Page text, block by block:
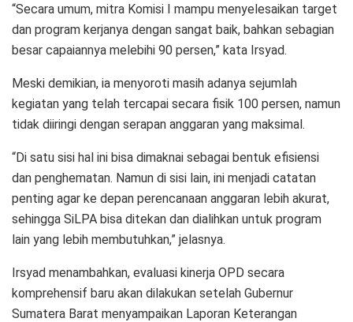
“Secara umum, mitra Komisi I mampu menyelesaikan target
dan program kerjanya dengan sangat baik, bahkan sebagian
besar capaiannya melebihi 90 persen,” kata Irsyad.
Meski demikian, ia menyoroti masih adanya sejumlah
kegiatan yang telah tercapai secara fisik 100 persen, namun
tidak diiringi dengan serapan anggaran yang maksimal.
“Di satu sisi hal ini bisa dimaknai sebagai bentuk efisiensi
dan penghematan. Namun di sisi lain, ini menjadi catatan
penting agar ke depan perencanaan anggaran lebih akurat,
sehingga SiLPA bisa ditekan dan dialihkan untuk program
lain yang lebih membutuhkan,” jelasnya.
Irsyad menambahkan, evaluasi kinerja OPD secara
komprehensif baru akan dilakukan setelah Gubernur
Sumatera Barat menyampaikan Laporan Keterangan